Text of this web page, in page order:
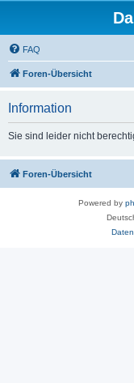
FAQ
Foren-Übersicht
Information
Sie sind leider nicht
Foren-Übersicht
Powered by